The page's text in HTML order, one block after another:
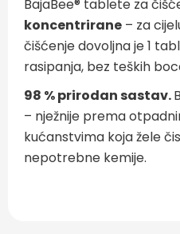
BajaBee® tablete za
koncentrirane – za
čišćenje dovoljna je 1
rasipanja, bez teških
98 % prirodan sastav.
– nježnije prema
kućanstvima koja žele
nepotrebne kemije.